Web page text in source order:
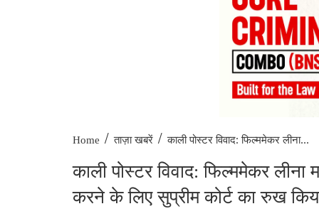
Home / ताज़ा खबरें / काली पोस्टर विवाद: फिल्ममेकर लीना...
काली पोस्टर विवाद: फिल्ममेकर
करने के लिए सुप्रीम कोर्ट का रुख